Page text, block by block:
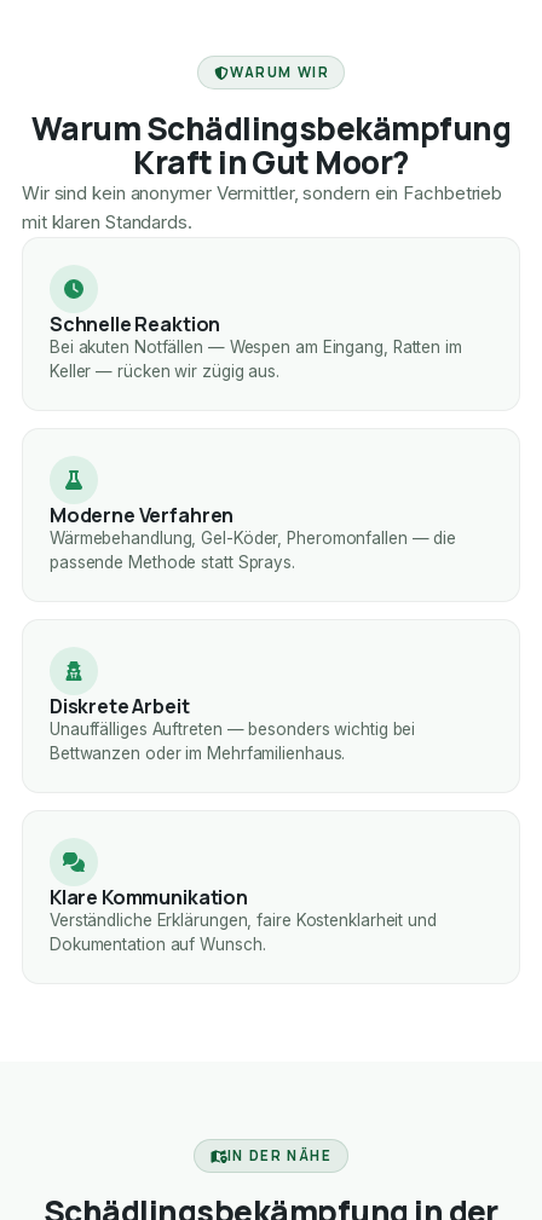
WARUM WIR
Warum Schädlingsbekämpfung
Kraft in Gut Moor?
Wir sind kein anonymer Vermittler, sondern ein Fachbetrieb
mit klaren Standards.
Schnelle Reaktion
Bei akuten Notfällen — Wespen am Eingang, Ratten im
Keller — rücken wir zügig aus.
Moderne Verfahren
Wärmebehandlung, Gel-Köder, Pheromonfallen — die
passende Methode statt Sprays.
Diskrete Arbeit
Unauffälliges Auftreten — besonders wichtig bei
Bettwanzen oder im Mehrfamilienhaus.
Klare Kommunikation
Verständliche Erklärungen, faire Kostenklarheit und
Dokumentation auf Wunsch.
IN DER NÄHE